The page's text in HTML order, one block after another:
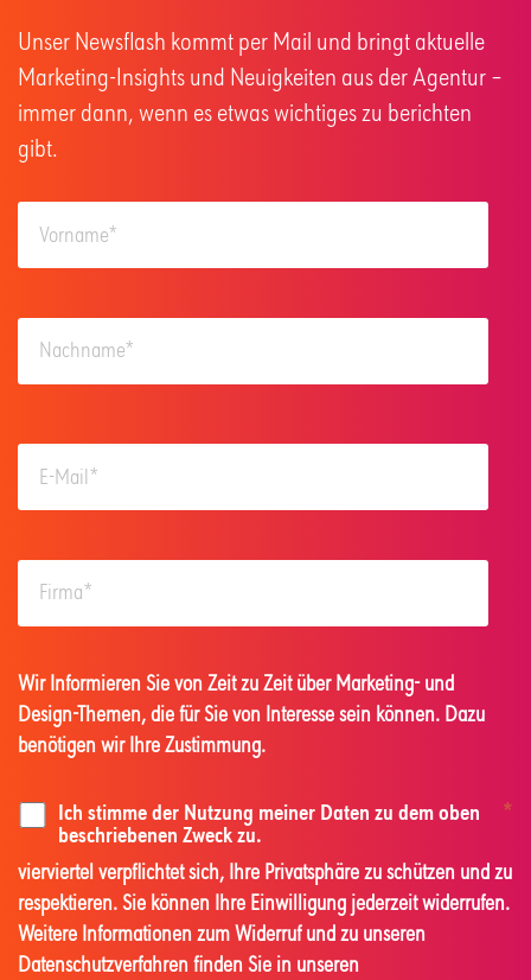
Unser Newsflash kommt per Mail und bringt aktuelle
Marketing-Insights und Neuigkeiten aus der Agentur –
immer dann, wenn es etwas wichtiges zu berichten
gibt.
Wir Informieren Sie von Zeit zu Zeit über Marketing- und
Design-Themen, die für Sie von Interesse sein können. Dazu
benötigen wir Ihre Zustimmung.
Ich stimme der Nutzung meiner Daten zu dem oben
beschriebenen Zweck zu.
*
vierviertel verpflichtet sich, Ihre Privatsphäre zu schützen und zu
respektieren. Sie können Ihre Einwilligung jederzeit widerrufen.
Weitere Informationen zum Widerruf und zu unseren
Datenschutzverfahren finden Sie in unseren